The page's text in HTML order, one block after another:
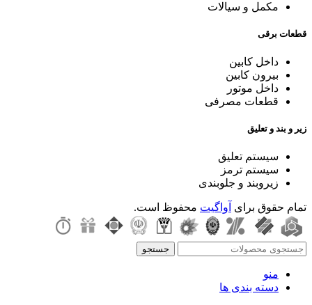
مکمل و سیالات
قطعات برقی
داخل کابین
بیرون کابین
داخل موتور
قطعات مصرفی
زیر و بند و تعلیق
سیستم تعلیق
سیستم ترمز
زیروبند و جلوبندی
تمام حقوق برای آواگیت محفوظ است.
جستجو
منو
دسته بندی ها